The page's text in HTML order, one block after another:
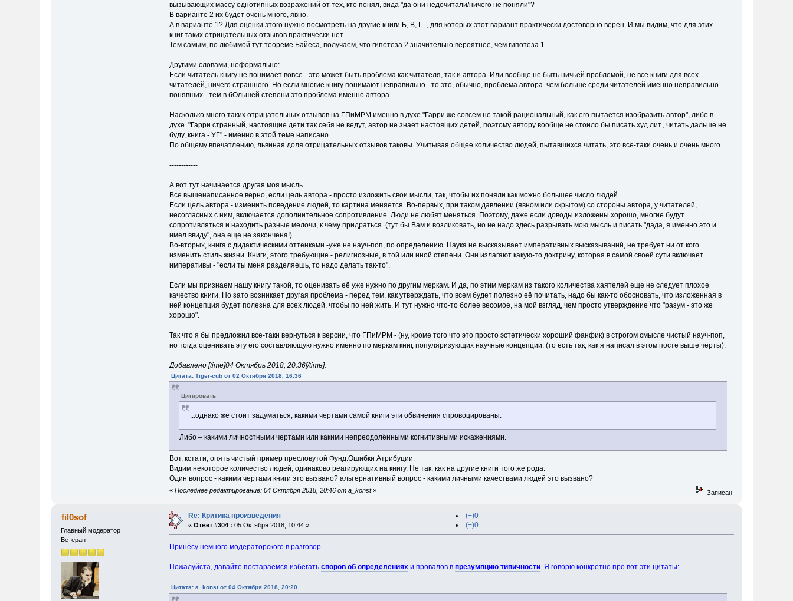
вызывающих массу однотипных возражений от тех, кто понял, вида "да они недочитали/ничего не поняли"?
В варианте 2 их будет очень много, явно.
А в варианте 1? Для оценки этого нужно посмотреть на другие книги Б, В, Г..., для которых этот вариант практически достоверно верен. И мы видим, что для этих
книг таких отрицательных отзывов практически нет.
Тем самым, по любимой тут теореме Байеса, получаем, что гипотеза 2 значительно вероятнее, чем гипотеза 1.
Другими словами, неформально:
Если читатель книгу не понимает вовсе - это может быть проблема как читателя, так и автора. Или вообще не быть ничьей проблемой, не все книги для всех
читателей, ничего страшного. Но если многие книгу понимают неправильно - то это, обычно, проблема автора. чем больше среди читателей именно неправильно
понявших - тем в бОльшей степени это проблема именно автора.
Насколько много таких отрицательных отзывов на ГПиМРМ именно в духе "Гарри же совсем не такой рациональный, как его пытается изобразить автор", либо в
духе "Гарри странный, настоящие дети так себя не ведут, автор не знает настоящих детей, поэтому автору вообще не стоило бы писать худ.лит., читать дальше не
буду, книга - УГ" - именно в этой теме написано.
По общему впечатлению, львиная доля отрицательных отзывов таковы. Учитывая общее количество людей, пытавшихся читать, это все-таки очень и очень много.
------------
А вот тут начинается другая моя мысль.
Все вышенаписанное верно, если цель автора - просто изложить свои мысли, так, чтобы их поняли как можно большее число людей.
Если цель автора - изменить поведение людей, то картина меняется. Во-первых, при таком давлении (явном или скрытом) со стороны автора, у читателей,
несогласных с ним, включается дополнительное сопротивление. Люди не любят меняться. Поэтому, даже если доводы изложены хорошо, многие будут
сопротивляться и находить разные мелочи, к чему придраться. (тут бы Вам и возликовать, но не надо здесь разрывать мою мысль и писать "дада, я именно это и
имел ввиду", она еще не закончена!)
Во-вторых, книга с дидактическими оттенками -уже не науч-поп, по определению. Наука не высказывает императивных высказываний, не требует ни от кого
изменить стиль жизни. Книги, этого требующие - религиозные, в той или иной степени. Они излагают какую-то доктрину, которая в самой своей сути включает
императивы - "если ты меня разделяешь, то надо делать так-то".
Если мы признаем нашу книгу такой, то оценивать её уже нужно по другим меркам. И да, по этим меркам из такого количества хаятелей еще не следует плохое
качество книги. Но зато возникает другая проблема - перед тем, как утверждать, что всем будет полезно её почитать, надо бы как-то обосновать, что изложенная в
ней концепция будет полезна для всех людей, чтобы по ней жить. И тут нужно что-то более весомое, на мой взгляд, чем просто утверждение что "разум - это же
хорошо".
Так что я бы предложил все-таки вернуться к версии, что ГПиМРМ - (ну, кроме того что это просто эстетически хороший фанфик) в строгом смысле чистый науч-поп,
но тогда оценивать эту его составляющую нужно именно по меркам книг, популяризующих научные концепции. (то есть так, как я написал в этом посте выше черты).
Добавлено [time]04 Октябрь 2018, 20:36[/time]:
Цитата: Tiger-cub от 02 Октября 2018, 16:36
Цитировать
...однако же стоит задуматься, какими чертами самой книги эти обвинения спровоцированы.
Либо – какими личностными чертами или какими непреодолёнными когнитивными искажениями.
Вот, кстати, опять чистый пример пресловутой Фунд.Ошибки Атрибуции.
Видим некоторое количество людей, одинаково реагирующих на книгу. Не так, как на другие книги того же рода.
Один вопрос - какими чертами книги это вызвано? альтернативный вопрос - какими личными качествами людей это вызвано?
« Последнее редактирование: 04 Октября 2018, 20:46 от a_konst» Записан
fil0sof
Главный модератор
Ветеран
Re: Критика произведения
«Ответ #304 : 05 Октября 2018, 10:44 »
(+)0
(−)0
Принёсу немного модераторского в разговор.
Пожалуйста, давайте постараемся избегать споров об определенияхи провалов в презумпцию типичности. Я говорю конкретно про вот эти цитаты:
Цитата: a_konst от 04 Октября 2018, 20:20